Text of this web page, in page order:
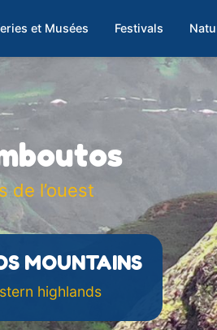
et Musées Festivals
de l’ouest
MOUNTAINS
highlands